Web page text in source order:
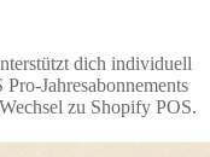
dich individuell
Jahresabonnements
zu Shopify POS.